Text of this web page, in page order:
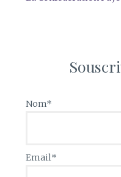
Nom*
Email*